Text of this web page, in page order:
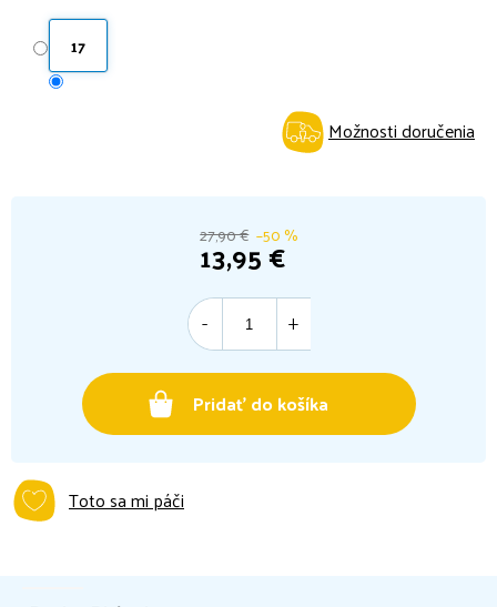
17
Možnosti doručenia
Toto sa mi páči
27,90 € –50 %
13,95 €
cena:
Pridať do košíka